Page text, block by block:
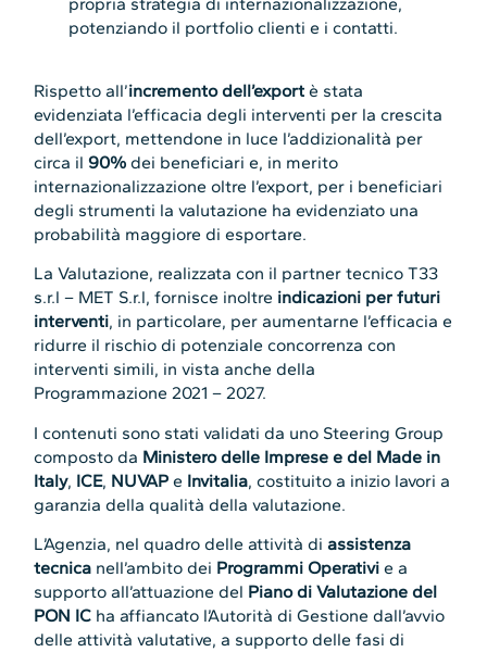
potenziando il portfolio clienti e i contatti.
Rispetto all’incremento dell’export è stata
evidenziata l’efficacia degli interventi per la crescita
dell’export, mettendone in luce l’addizionalità per
circa il90% dei beneficiari e, in merito
internazionalizzazione oltre l’export, per i beneficiari
degli strumenti la valutazione ha evidenziato una
probabilità maggiore di esportare.
La Valutazione, realizzata con il partner tecnico T33
s.r.l – MET S.r.l, fornisce inoltre indicazioni per futuri
interventi, in particolare, per aumentarne l’efficacia e
ridurre il rischio di potenziale concorrenza con
interventi simili, in vista anche della
Programmazione 2021 – 2027.
I contenuti sono stati validati da uno Steering Group
composto da Ministero delle Imprese e del Made in
Italy, ICE, NUVAP e Invitalia, costituito a inizio lavori a
garanzia della qualità della valutazione.
L’Agenzia, nel quadro delle attività diassistenza
tecnica nell’ambito dei Programmi Operativie a
supporto all’attuazione del Piano di Valutazione del
PON IC ha affiancato l’Autorità di Gestione dall’avvio
delle attività valutative, a supporto delle fasi di